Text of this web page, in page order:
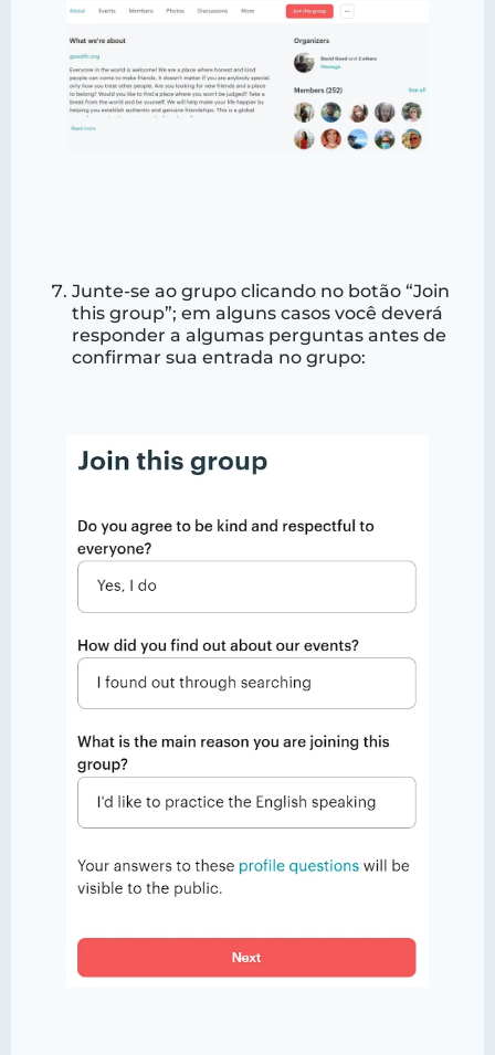
Junte-se ao grupo clicando no botão “Join
this group”; em alguns casos você deverá
responder a algumas perguntas antes de
confirmar sua entrada no grupo: